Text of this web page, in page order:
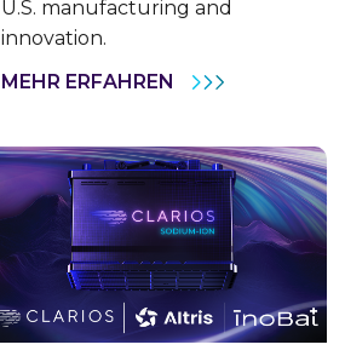
U.S. manufacturing and
innovation.
MEHR ERFAHREN HOLLAND,
ACHIEVE
HISTORIC
U.S.
MANUFACTURING
MILESTONE